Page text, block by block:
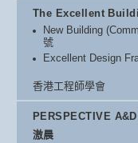
The Excellent
New Building
號
Excellent Design
香港工程師學會
PERSPECTIVE
滶晨